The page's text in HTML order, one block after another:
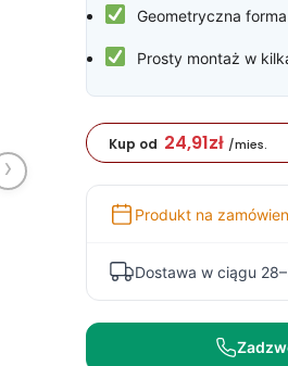
›
Geometryczna
Prosty montaż w
Kup od 24,91zł /mies.
Produkt na
Dostawa w ciągu